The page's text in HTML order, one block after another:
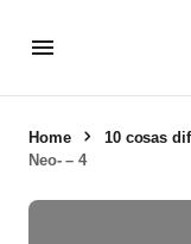
Home 10 cosas
Neo- – 4